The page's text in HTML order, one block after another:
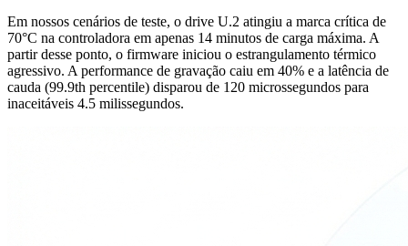
Em nossos cenários de teste, o drive U.2 atingiu a marca crítica de
70°C na controladora em apenas 14 minutos de carga máxima. A
partir desse ponto, o firmware iniciou o estrangulamento térmico
agressivo. A performance de gravação caiu em 40% e a latência de
cauda (99.9th percentile) disparou de 120 microssegundos para
inaceitáveis 4.5 milissegundos.